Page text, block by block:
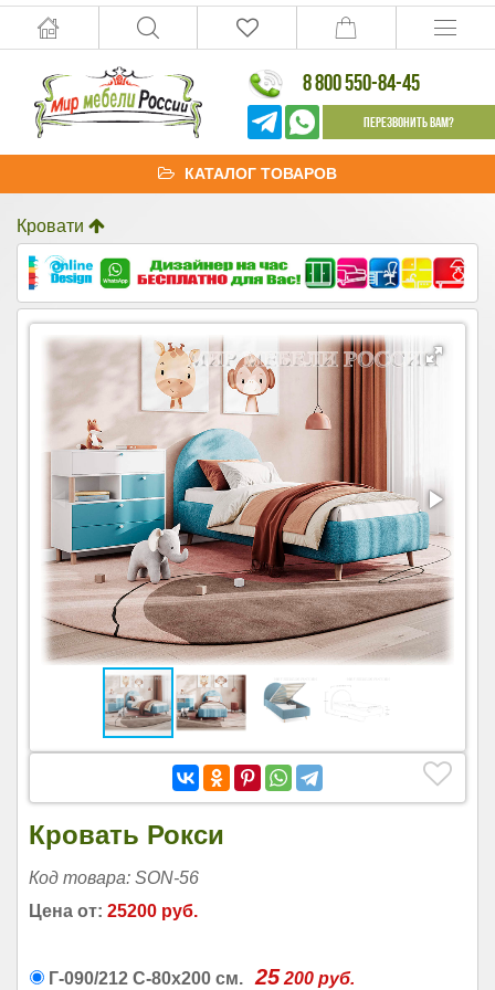
8 800 550-84-45
Перезвонить Вам?
КАТАЛОГ ТОВАРОВ
Кровати
Кровать Рокси
Код товара: SON-56
Цена от: 25200 руб.
Г-090/212 С-80х200 см. 25 200 руб.